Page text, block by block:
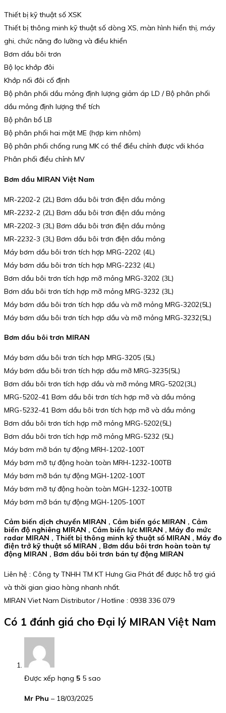
Thiết bị kỹ thuật số XSK
Thiết bị thông minh kỹ thuật số dòng XS, màn hình hiển thị, máy
ghi, chức năng đo lường và điều khiển
Bơm dầu bôi trơn
Bộ lọc khớp đôi
Khớp nối đôi cố định
Bộ phân phối dầu mỏng định lượng giảm áp LD / Bộ phân phối
dầu mỏng định lượng thể tích
Bộ phân bổ LB
Bộ phân phối hai mặt ME (hợp kim nhôm)
Bộ phân phối chống rung MK có thể điều chỉnh được với khóa
Phân phối điều chỉnh MV
Bơm dầu MIRAN Việt Nam
MR-2202-2 (2L) Bơm dầu bôi trơn điện dầu mỏng
MR-2232-2 (2L) Bơm dầu bôi trơn điện dầu mỏng
MR-2202-3 (3L) Bơm dầu bôi trơn điện dầu mỏng
MR-2232-3 (3L) Bơm dầu bôi trơn điện dầu mỏng
Máy bơm dầu bôi trơn tích hợp MRG-2202 (4L)
Máy bơm dầu bôi trơn tích hợp MRG-2232 (4L)
Bơm dầu bôi trơn tích hợp mỡ mỏng MRG-3202 (3L)
Bơm dầu bôi trơn tích hợp mỡ mỏng MRG-3232 (3L)
Máy bơm dầu bôi trơn tích hợp dầu và mỡ mỏng MRG-3202(5L)
Máy bơm dầu bôi trơn tích hợp dầu và mỡ mỏng MRG-3232(5L)
Bơm dầu bôi trơn MIRAN
Máy bơm dầu bôi trơn tích hợp MRG-3205 (5L)
Máy bơm dầu bôi trơn tích hợp dầu mỡ MRG-3235(5L)
Bơm dầu bôi trơn tích hợp dầu và mỡ mỏng MRG-5202(3L)
MRG-5202-41 Bơm dầu bôi trơn tích hợp mỡ và dầu mỏng
MRG-5232-41 Bơm dầu bôi trơn tích hợp mỡ và dầu mỏng
Bơm dầu bôi trơn tích hợp mỡ mỏng MRG-5202(5L)
Bơm dầu bôi trơn tích hợp mỡ mỏng MRG-5232 (5L)
Máy bơm mỡ bán tự động MRH-1202-100T
Máy bơm mỡ tự động hoàn toàn MRH-1232-100TB
Máy bơm mỡ bán tự động MGH-1202-100T
Máy bơm mỡ tự động hoàn toàn MGH-1232-100TB
Máy bơm mỡ bán tự động MGH-1205-100T
Cảm biến dịch chuyển MIRAN , Cảm biến góc MIRAN , Cảm
biến độ nghiêng MIRAN , Cảm biến lực MIRAN , Máy đo mức
radar MIRAN , Thiết bị thông minh kỹ thuật số MIRAN , Máy đo
điện trở kỹ thuật số MIRAN , Bơm dầu bôi trơn hoàn toàn tự
động MIRAN , Bơm dầu bôi trơn bán tự động MIRAN
Liên hệ : Công ty TNHH TM KT Hưng Gia Phát để được hỗ trợ giá
và thời gian giao hàng nhanh nhất.
MIRAN Viet Nam Distributor / Hotline : 0938 336 079
Có 1 đánh giá cho Đại lý MIRAN Việt Nam
Được xếp hạng 5 5 sao
Mr Phu – 18/03/2025